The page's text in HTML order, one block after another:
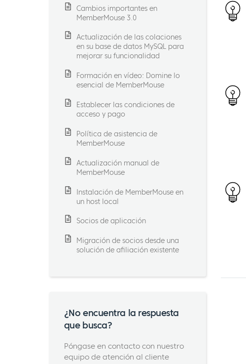
Cambios importantes en
MemberMouse 3.0
Actualización de las colaciones
en su base de datos MySQL para
mejorar su funcionalidad
Formación en vídeo: Domine lo
esencial de MemberMouse
Establecer las condiciones de
acceso y pago
Política de asistencia de
MemberMouse
Actualización manual de
MemberMouse
Instalación de MemberMouse en
un host local
Socios de aplicación
Migración de socios desde una
solución de afiliación existente
¿No encuentra la respuesta
que busca?
Póngase en contacto con nuestro
equipo de atención al cliente